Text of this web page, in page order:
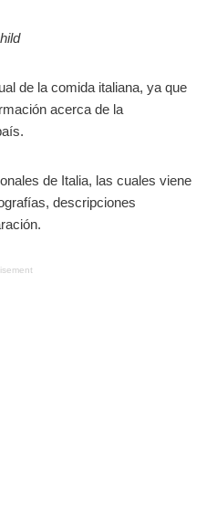
de la comida italiana, ya que
acerca de la
de Italia, las cuales viene
descripciones